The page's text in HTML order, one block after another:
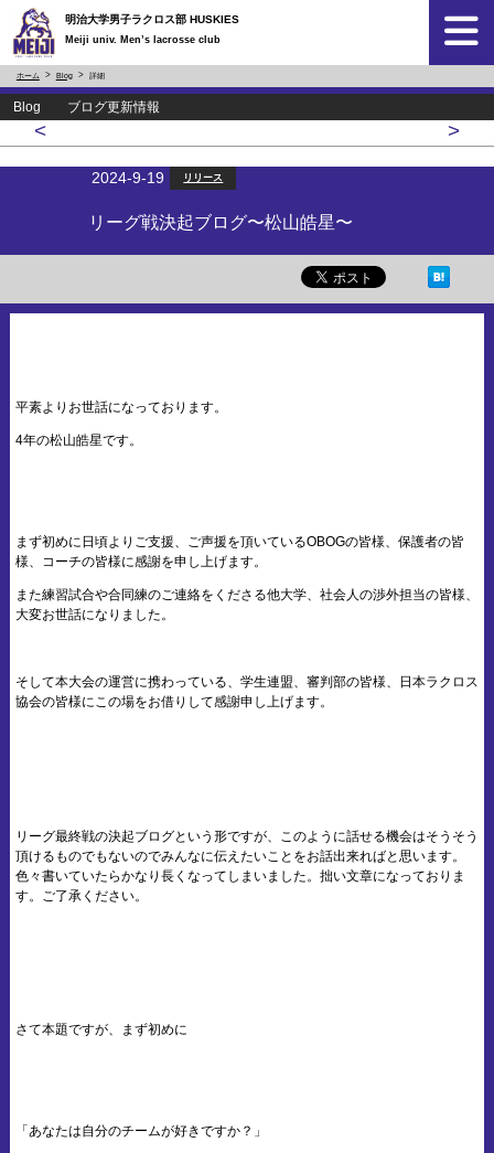
明治大学男子ラクロス部 HUSKIES
Meiji univ. Men’s lacrosse club
ホーム Blog 詳細
Blog ブログ更新情報
< >
2024-9-19 リリース
リーグ戦決起ブログ〜松山皓星〜
平素よりお世話になっております。
4年の松山皓星です。
まず初めに日頃よりご支援、ご声援を頂いているOBOGの皆様、保護者の皆
様、コーチの皆様に感謝を申し上げます。
また練習試合や合同練のご連絡をくださる他大学、社会人の渉外担当の皆様、
大変お世話になりました。
そして本大会の運営に携わっている、学生連盟、審判部の皆様、日本ラクロス
協会の皆様にこの場をお借りして感謝申し上げます。
リーグ最終戦の決起ブログという形ですが、このように話せる機会はそうそう
頂けるものでもないのでみんなに伝えたいことをお話出来ればと思います。
色々書いていたらかなり長くなってしまいました。拙い文章になっておりま
す。ご了承ください。
さて本題ですが、まず初めに
「あなたは自分のチームが好きですか？」